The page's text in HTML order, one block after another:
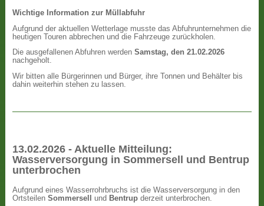
Wichtige Information zur Müllabfuhr
Aufgrund der aktuellen Wetterlage musste das Abfuhrunternehmen die
heutigen Touren abbrechen und die Fahrzeuge zurückholen.
Die ausgefallenen Abfuhren werdenSamstag, den 21.02.2026
nachgeholt.
Wir bitten alle Bürgerinnen und Bürger, ihre Tonnen und Behälter bis
dahin weiterhin stehen zu lassen.
13.02.2026 - Aktuelle Mitteilung:
Wasserversorgung in Sommersell und Bentrup
unterbrochen
Aufgrund eines Wasserrohrbruchs ist die Wasserversorgung in den
OrtsteilenSommersell und Bentrup derzeit unterbrochen.